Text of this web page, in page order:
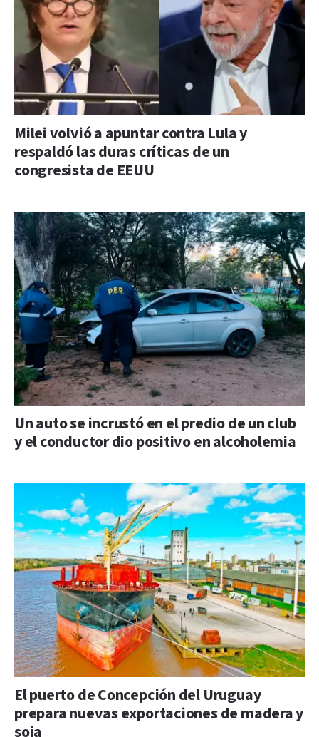
Milei volvió a apuntar contra Lula y
respaldó las duras críticas de un
congresista de EEUU
Un auto se incrustó en el predio de un club
y el conductor dio positivo en alcoholemia
El puerto de Concepción del Uruguay
prepara nuevas exportaciones de madera y
soja